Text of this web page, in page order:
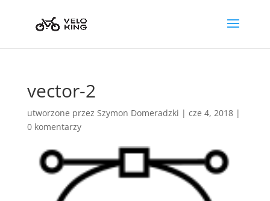
vector-2
utworzone przez Szymon Domeradzki | cze 4, 2018|
0 komentarzy